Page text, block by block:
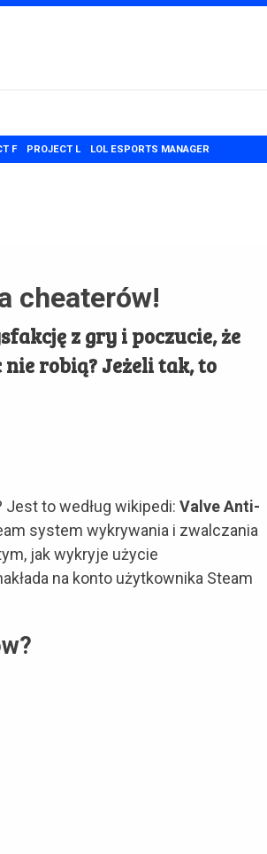
F PROJECT L LOL ESPORTS MANAGER
cheaterów!
z gry i poczucie, że
robią? Jeżeli tak, to
Jest to według wikipedi: Valve Anti-
system wykrywania i zwalczania
jak wykryje użycie
na konto użytkownika Steam